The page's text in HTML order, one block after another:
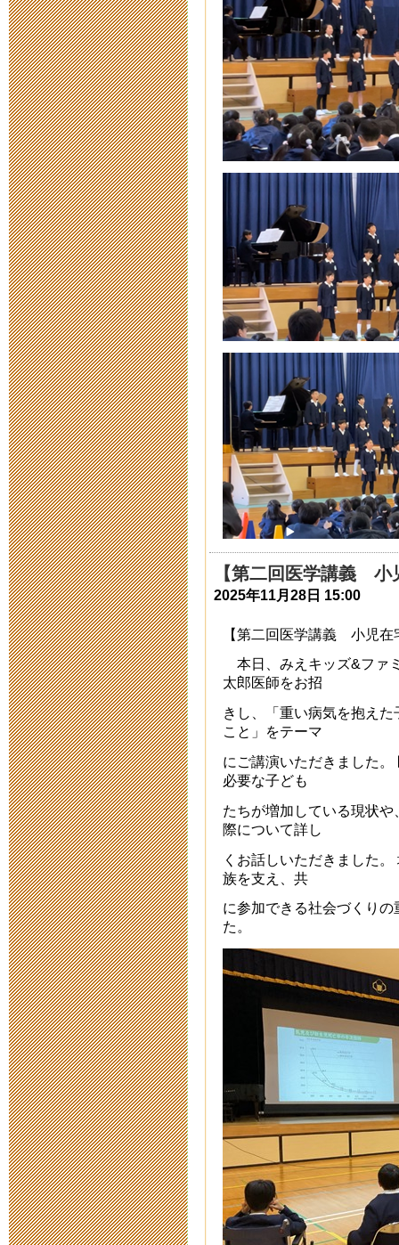
【第４１次研
2022年5月27日
令和４年度新
2021年11月27日
対話型ロボッ
ム（変更案内
2021年9月 9日
第 40 次公開
2021年9月 1日
対話型ロボッ
ム（案内）
2021年8月 6日
入学者募集要
2021年6月28日
第４０次公開
2021年2月 8日
令和３年度新
2020年11月14日
出願の受付に
願書交付につ
2020年9月 4日
津市e-
2020年7月27日
令和３年度新
2020年7月 3日
臨時休校によ
2020年6月 3日
「緊急事態宣
て
【第二回医学講義 小
2025年11月28日 15:00
【第二回医学講義 小児在
本日、みえキッズ&ファ
太郎医師をお招
きし、「重い病気を抱え
こと」をテーマ
にご講演いただきました
必要な子ども
たちが増加している現状
際について詳し
くお話しいただきました
族を支え、共
に参加できる社会づくり
た。